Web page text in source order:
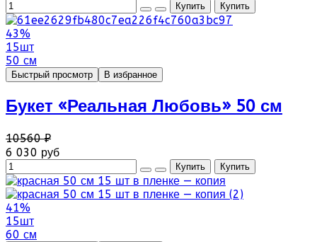
43%
15шт
50 см
Быстрый просмотр В избранное
Букет «Реальная Любовь» 50 см
10560 ₽
6 030 руб
41%
15шт
60 см